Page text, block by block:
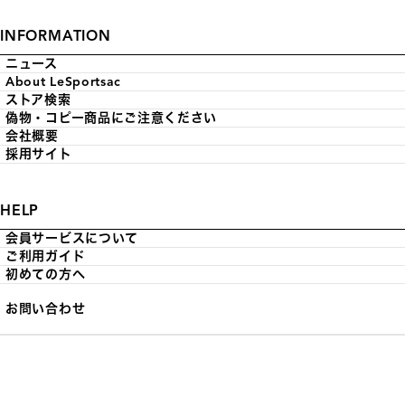
INFORMATION
ニュース
About LeSportsac
ストア検索
偽物・コピー商品にご注意ください
会社概要
採用サイト
HELP
会員サービスについて
ご利用ガイド
初めての方へ
お問い合わせ